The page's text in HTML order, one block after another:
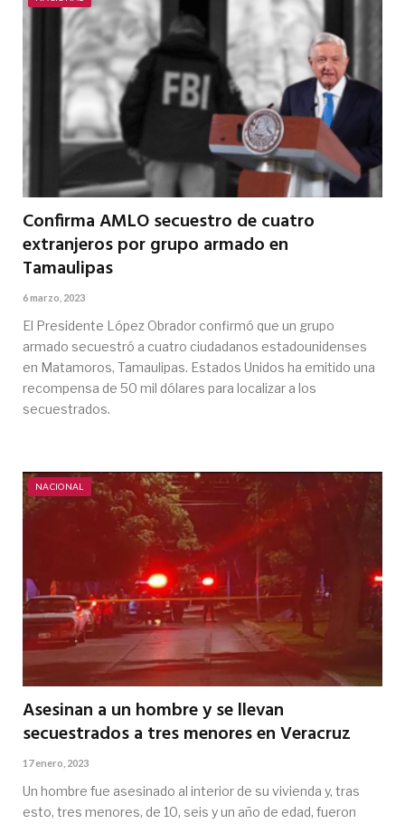
Confirma AMLO secuestro de cuatro
extranjeros por grupo armado en
Tamaulipas
6 marzo, 2023
El Presidente López Obrador confirmó que un grupo
armado secuestró a cuatro ciudadanos estadounidenses
en Matamoros, Tamaulipas. Estados Unidos ha emitido una
recompensa de 50 mil dólares para localizar a los
secuestrados.
NACIONAL
Asesinan a un hombre y se llevan
secuestrados a tres menores en Veracruz
17 enero, 2023
Un hombre fue asesinado al interior de su vivienda y, tras
esto, tres menores, de 10, seis y un año de edad, fueron